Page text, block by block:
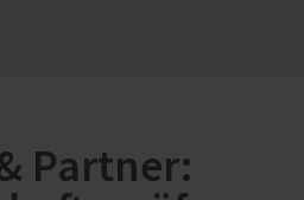
Partner: